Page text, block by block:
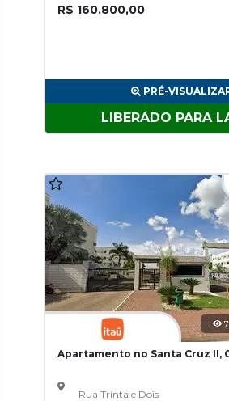
R$ 160.800,00
PRÉ-
LIBERADO PARA
Apartamento no Santa Cruz II,
Rua Trinta e Dois